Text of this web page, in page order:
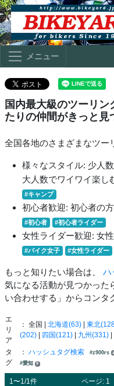
メニュー
国内最大級のツーリ
たりの仲間がきっと見
全国各地のさまざまなツー
様々なスタイル: 少人
大人数でワイワイ楽し
#キャンプ
初心者歓迎: 初心者の
#初心者 #初心者ライダー
女性ライダー歓迎: 女
#バイク女子 #女性ライダー
もっと知りたい場合は、 ハ
気になる活動が見つかった
い合わせする」からコンタ
エ
リ
ア
： 全国 | 北海道(63)| 東北
(202)| 四国(121)| 九州(331)|
タ
グ
： ハッシュタグ検索 #z900rs 4
#愛知 9
1〜1/1件 ページ: 1